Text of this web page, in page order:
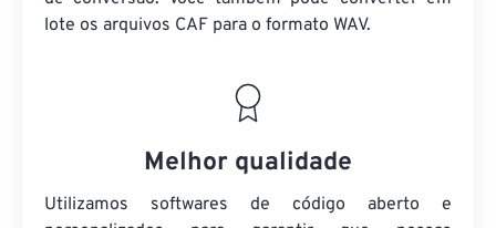
lote os arquivos CAF para o formato WAV.
Melhor qualidade
Utilizamos softwares de código aberto e